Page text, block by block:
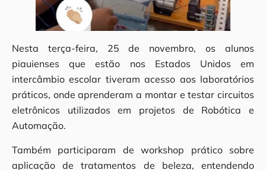
Nesta terça-feira, 25 de novembro, os alunos
piauienses que estão nos Estados Unidos em
intercâmbio escolar tiveram acesso aos laboratórios
práticos, onde aprenderam a montar e testar circuitos
eletrônicos utilizados em projetos de Robótica e
Automação.
Também participaram de workshop prático sobre
aplicação de tratamentos de beleza, entendendo